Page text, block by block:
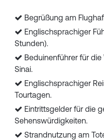
Begrüßung am
Englischsprachiger
Stunden).
Beduinenführer für
Sinai.
Englischsprachiger
Tourtagen.
Eintrittsgelder für die
Sehenswürdigkeiten.
Strandnutzung am